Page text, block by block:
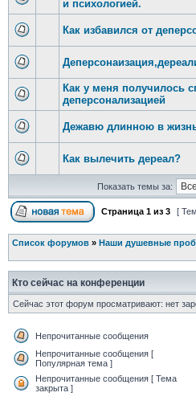
и психологией.
Как избавился от
Как у меня получилось
деперсонализацией
Дежавю длинною в
Как вылечить дереал?
Показать темы за:
Страница 1из 3 [
Список форумов» Наши душевные
Кто сейчас на конференции
Сейчас этот форум просматривают: нет
Непрочитанные сообщения
Непрочитанные сообщения [
Популярная тема ]
Непрочитанные сообщения [ Тема
закрыта ]